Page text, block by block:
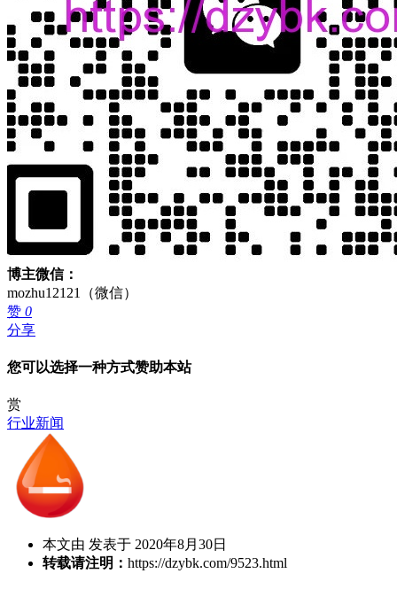
博主微信：
mozhu12121（微信）
赞 0
分享
您可以选择一种方式赞助本站
赏
行业新闻
本文由 发表于 2020年8月30日
转载请注明： https://dzybk.com/9523.html